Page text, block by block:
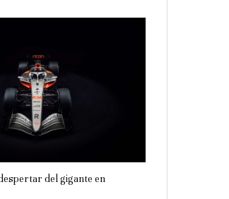
del gigante en